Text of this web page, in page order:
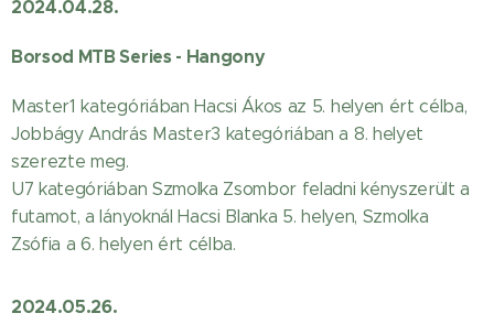
2024.04.28.
Borsod MTB Series - Hangony
Master1 kategóriában Hacsi Ákos az 5. helyen ért célba,
Jobbágy András Master3 kategóriában a 8. helyet
szerezte meg.
U7 kategóriában Szmolka Zsombor feladni kényszerült a
futamot, a lányoknál Hacsi Blanka 5. helyen, Szmolka
Zsófia a 6. helyen ért célba.
2024.05.26.